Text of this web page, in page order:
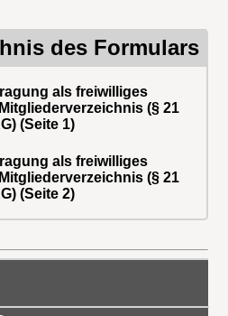
des Formulars
als freiwilliges
(§ 21
(Seite 1)
als freiwilliges
(§ 21
(Seite 2)